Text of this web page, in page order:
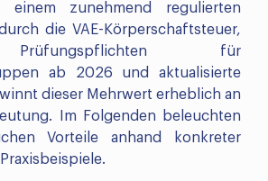
einem zunehmend regulierten
die VAE-Körperschaftsteuer,
für
ab 2026 und aktualisierte
dieser Mehrwert erheblich an
Im Folgenden beleuchten
Vorteile anhand konkreter